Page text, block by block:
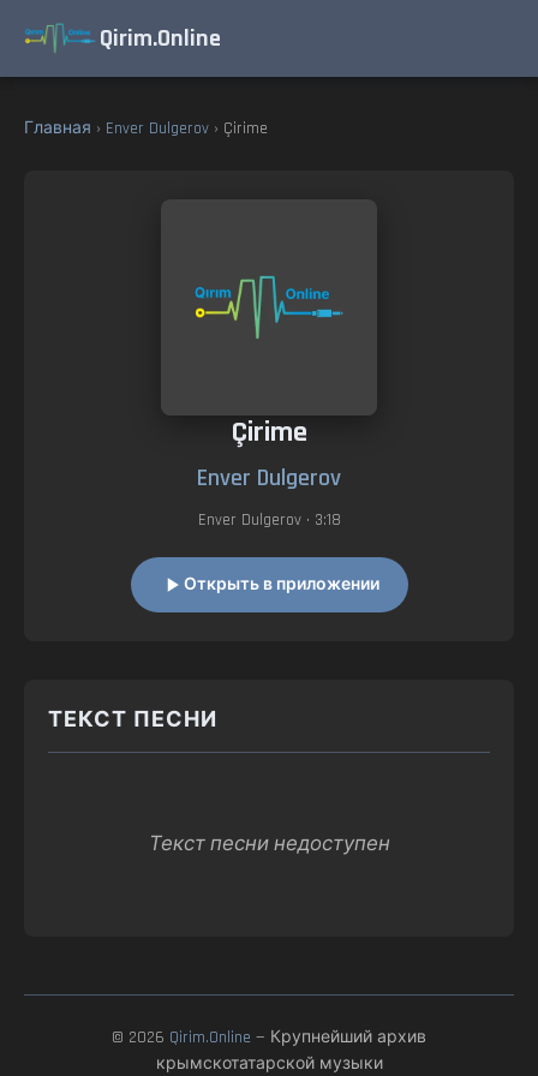
Qirim.Online
Главная › Enver Dulgerov › Çirime
Çirime
Enver Dulgerov
Enver Dulgerov• 3:18
Открыть в приложении
ТЕКСТ ПЕСНИ
Текст песни недоступен
© 2026 Qirim.Online — Крупнейший архив
крымскотатарской музыки